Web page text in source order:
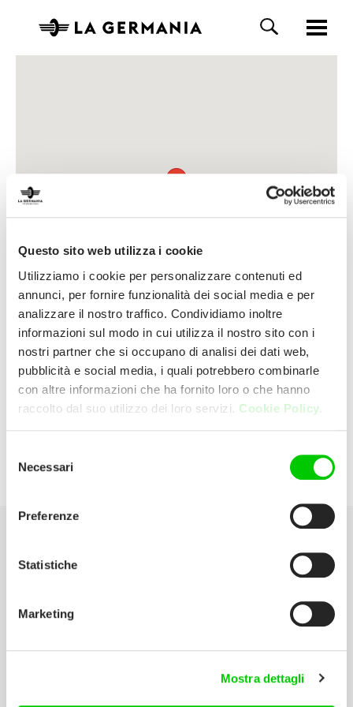
Questo sito web utilizza i cookie
Utilizziamo i cookie per personalizzare contenuti ed
annunci, per fornire funzionalità dei social media e per
analizzare il nostro traffico. Condividiamo inoltre
informazioni sul modo in cui utilizza il nostro sito con i
nostri partner che si occupano di analisi dei dati web,
pubblicità e social media, i quali potrebbero combinarle
con altre informazioni che ha fornito loro o che hanno
raccolto dal suo utilizzo dei loro servizi. Cookie Policy.
delNecessari
Preferenze
Statistiche
Marketing
Mostra dettagli
Ranghetti Srl
Via Raso, 4 25036 Palazzolo Sull'oglio
(Brescia) Italia